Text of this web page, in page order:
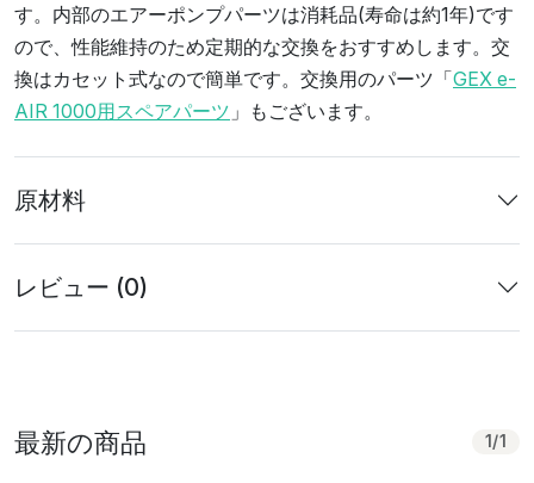
す。内部のエアーポンプパーツは消耗品(寿命は約1年)です
ので、性能維持のため定期的な交換をおすすめします。交
換はカセット式なので簡単です。交換用のパーツ「GEX e-
AIR 1000用スペアパーツ 」もございます。
原材料
レビュー (0)
最新の商品 1 /1